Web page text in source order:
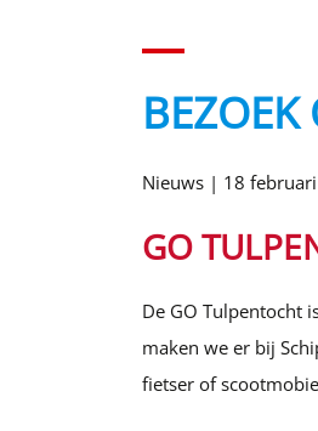
Nieuws | 18
GO
De GO Tulpentocht
maken we er bij
fietser of